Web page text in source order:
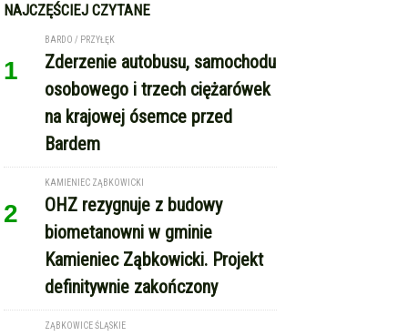
NAJCZĘŚCIEJ CZYTANE
1
BARDO / PRZYŁĘK
Zderzenie autobusu, samochodu
osobowego i trzech ciężarówek
na krajowej ósemce przed
Bardem
2
KAMIENIEC ZĄBKOWICKI
OHZ rezygnuje z budowy
biometanowni w gminie
Kamieniec Ząbkowicki. Projekt
definitywnie zakończony
ZĄBKOWICE ŚLĄSKIE